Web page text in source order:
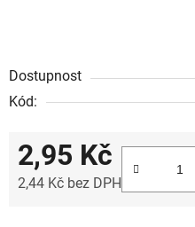
Dostupnost
Kód:
2,95 Kč
2,44 Kč bez DPH